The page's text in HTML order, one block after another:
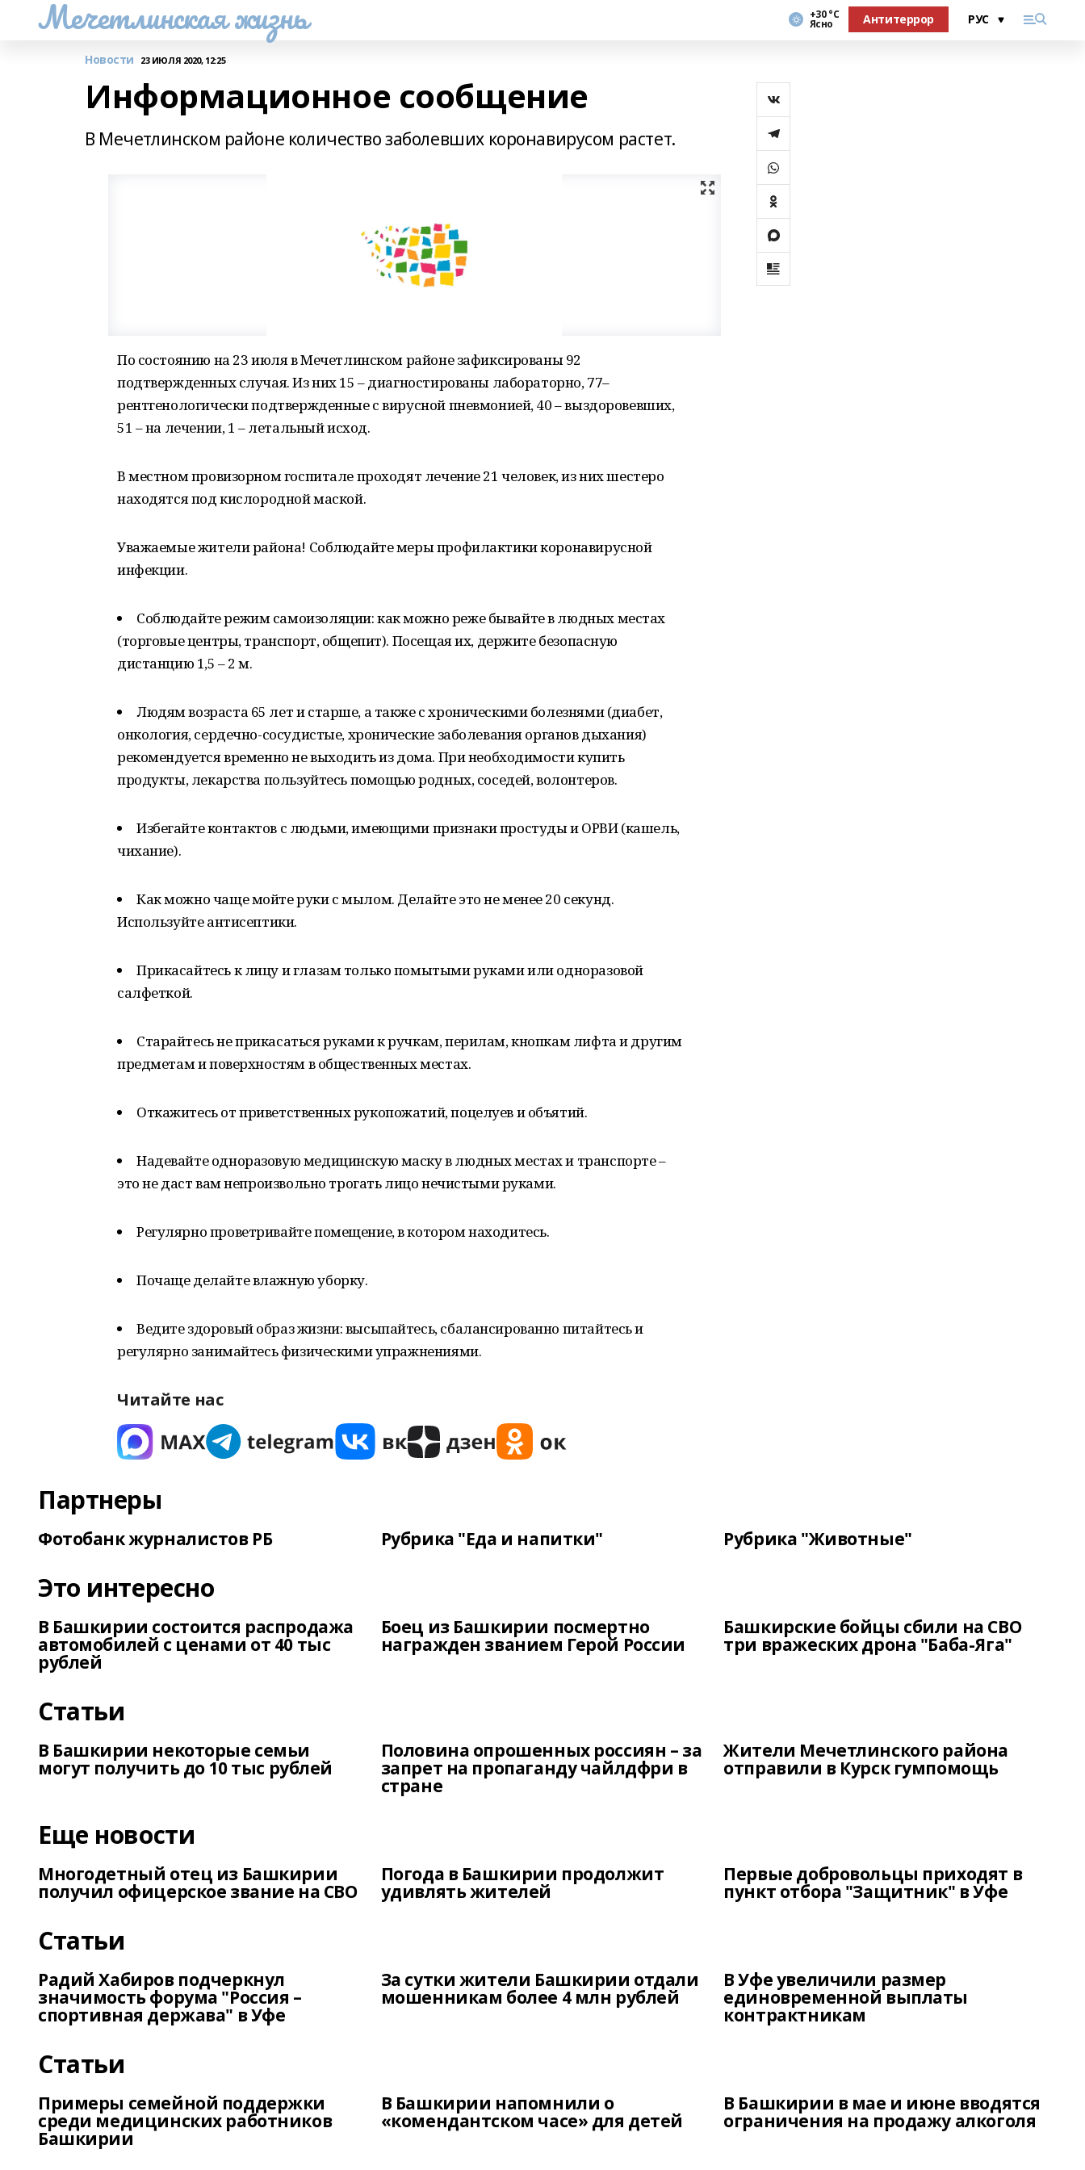
Мечетлинская жизнь +30 °С
Ясно Антитеррор
Новости 23 ИЮЛЯ 2020, 12:25
Информационное сообщение
В Мечетлинском районе количество заболевших коронавирусом растет.
По состоянию на 23 июля в Мечетлинском районе зафиксированы 92
подтвержденных случая. Из них 15 – диагностированы лабораторно, 77–
рентгенологически подтвержденные с вирусной пневмонией, 40 – выздоровевших,
51 – на лечении, 1 – летальный исход.
В местном провизорном госпитале проходят лечение 21 человек, из них шестеро
находятся под кислородной маской.
Уважаемые жители района! Соблюдайте меры профилактики коронавирусной
инфекции.
Соблюдайте режим самоизоляции: как можно реже бывайте в людных местах
(торговые центры, транспорт, общепит). Посещая их, держите безопасную
дистанцию 1,5 – 2 м.
Людям возраста 65 лет и старше, а также с хроническими болезнями (диабет,
онкология, сердечно-сосудистые, хронические заболевания органов дыхания)
рекомендуется временно не выходить из дома. При необходимости купить
продукты, лекарства пользуйтесь помощью родных, соседей, волонтеров.
Избегайте контактов с людьми, имеющими признаки простуды и ОРВИ (кашель,
чихание).
Как можно чаще мойте руки с мылом. Делайте это не менее 20 секунд.
Используйте антисептики.
Прикасайтесь к лицу и глазам только помытыми руками или одноразовой
салфеткой.
Старайтесь не прикасаться руками к ручкам, перилам, кнопкам лифта и другим
предметам и поверхностям в общественных местах.
Откажитесь от приветственных рукопожатий, поцелуев и объятий.
Надевайте одноразовую медицинскую маску в людных местах и транспорте –
это не даст вам непроизвольно трогать лицо нечистыми руками.
Регулярно проветривайте помещение, в котором находитесь.
Почаще делайте влажную уборку.
Ведите здоровый образ жизни: высыпайтесь, сбалансированно питайтесь и
регулярно занимайтесь физическими упражнениями.
Читайте нас
Партнеры
Фотобанк журналистов РБ Рубрика "Еда и напитки" Рубрика "Животные"
Это интересно
В Башкирии состоится распродажа
автомобилей с ценами от 40 тыс
рублей
Боец из Башкирии посмертно
награжден званием Герой России
Башкирские бойцы сбили на СВО
три вражеских дрона "Баба-Яга"
Статьи
В Башкирии некоторые семьи
могут получить до 10 тыс рублей
Половина опрошенных россиян – за
запрет на пропаганду чайлдфри в
стране
Жители Мечетлинского района
отправили в Курск гумпомощь
Еще новости
Многодетный отец из Башкирии
получил офицерское звание на СВО
Погода в Башкирии продолжит
удивлять жителей
Первые добровольцы приходят в
пункт отбора "Защитник" в Уфе
Статьи
Радий Хабиров подчеркнул
значимость форума "Россия –
спортивная держава" в Уфе
За сутки жители Башкирии отдали
мошенникам более 4 млн рублей
В Уфе увеличили размер
единовременной выплаты
контрактникам
Статьи
Примеры семейной поддержки
среди медицинских работников
Башкирии
В Башкирии напомнили о
«комендантском часе» для детей
В Башкирии в мае и июне вводятся
ограничения на продажу алкоголя